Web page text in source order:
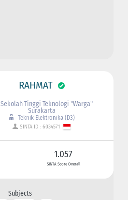
RAHMAT
Sekolah Tinggi Teknologi "Warga"
Surakarta
Teknik Elektronika (D3)
SINTA ID : 6034571
1.057
SINTA Score Overall
Subjects